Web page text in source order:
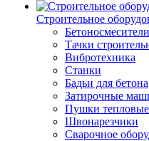
Строительное
Тачки
Вибротехника
Станки
Бадьи для бетона
Затирочные
Пушки тепловые
Швонарезчики
Сварочное